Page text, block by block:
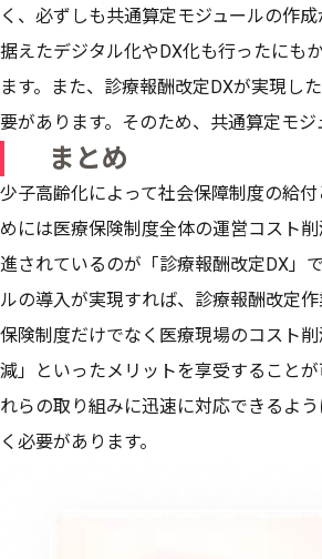
く、必ずしも共通算定モジュールの作
据えたデジタル化やDX化も行ったにも
ます。また、診療報酬改定DXが実現し
要があります。そのため、共通算定モ
まとめ
少子高齢化によって社会保障制度の給
めには医療保険制度全体の運営コスト
進されているのが「診療報酬改定DX」
ルの導入が実現すれば、診療報酬改定
保険制度だけでなく医療現場のコスト
減」といったメリットを享受すること
れらの取り組みに迅速に対応できるよ
く必要があります。